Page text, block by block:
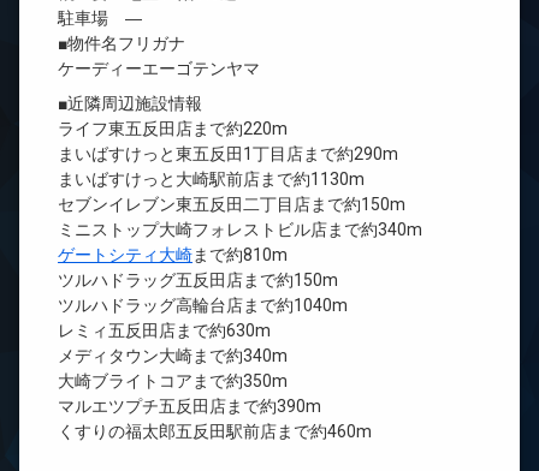
駐車場 ―
■物件名フリガナ
ケーディーエーゴテンヤマ
■近隣周辺施設情報
ライフ東五反田店まで約220m
まいばすけっと東五反田1丁目店まで約290m
まいばすけっと大崎駅前店まで約1130m
セブンイレブン東五反田二丁目店まで約150m
ミニストップ大崎フォレストビル店まで約340m
ゲートシティ大崎まで約810m
ツルハドラッグ五反田店まで約150m
ツルハドラッグ高輪台店まで約1040m
レミィ五反田店まで約630m
メディタウン大崎まで約340m
大崎ブライトコアまで約350m
マルエツプチ五反田店まで約390m
くすりの福太郎五反田駅前店まで約460m